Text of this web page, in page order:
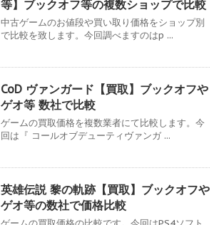
等】ブックオフ等の複数ショップで比較
中古ゲームのお値段や買い取り価格をショップ別
で比較を致します。今回調べますのはp ...
CoD ヴァンガード【買取】ブックオフや
ゲオ等 数社で比較
ゲームの買取価格を複数業者にて比較します。今
回は『 コールオブデューティヴァンガ ...
英雄伝説 黎の軌跡【買取】ブックオフや
ゲオ等の数社で価格比較